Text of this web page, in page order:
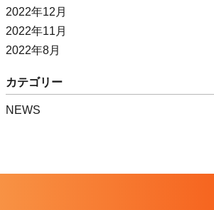
2022年12月
2022年11月
2022年8月
カテゴリー
NEWS